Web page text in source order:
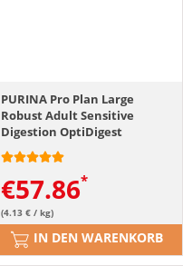
PURINA Pro Plan Large
Robust Adult Sensitive
Digestion OptiDigest
Jagnięcina 14 kg
€57.86
(4.13 € / kg)
IN DEN WARENKORB